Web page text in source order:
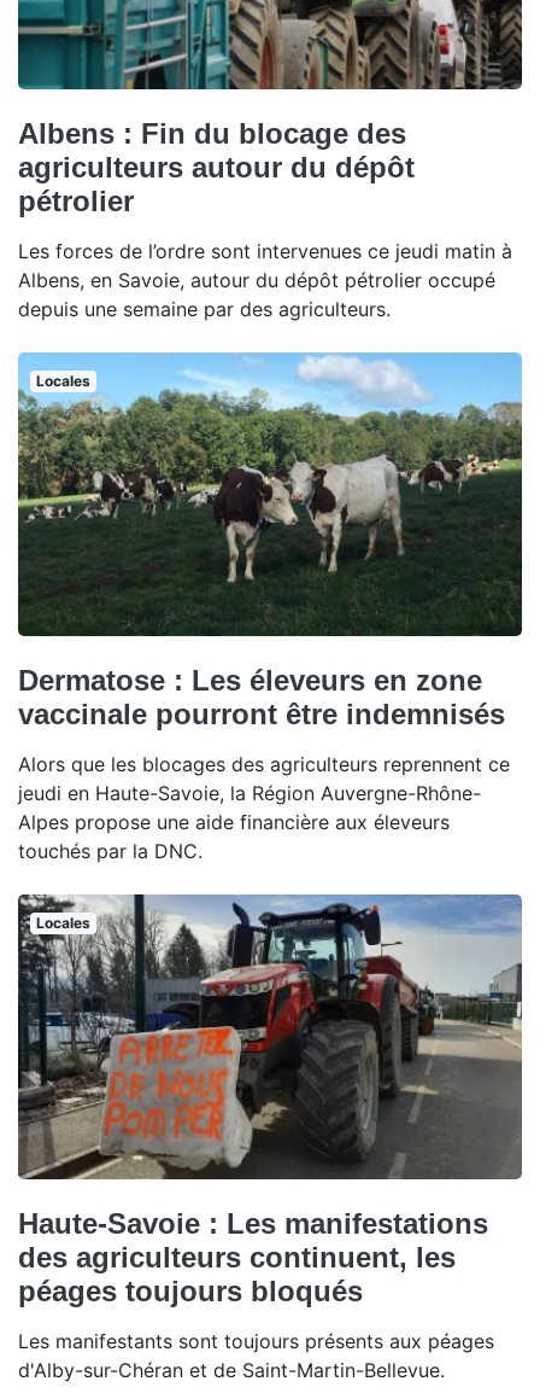
Albens : Fin du blocage des
agriculteurs autour du dépôt
pétrolier
Les forces de l’ordre sont intervenues ce jeudi matin à
Albens, en Savoie, autour du dépôt pétrolier occupé
depuis une semaine par des agriculteurs.
Locales
Dermatose : Les éleveurs en zone
vaccinale pourront être indemnisés
Alors que les blocages des agriculteurs reprennent ce
jeudi en Haute-Savoie, la Région Auvergne-Rhône-
Alpes propose une aide financière aux éleveurs
touchés par la DNC.
Locales
Haute-Savoie : Les manifestations
des agriculteurs continuent, les
péages toujours bloqués
Les manifestants sont toujours présents aux péages
d'Alby-sur-Chéran et de Saint-Martin-Bellevue.